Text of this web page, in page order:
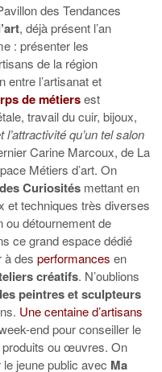
des Tendances
, déjà présent l’an
: présenter les
de la région
entre l’artisanat et
de métiersest
travail du cuir, bijoux,
l’attractivité qu’un tel salon
Carine Marcoux, de La
Métiers d’art. On
Curiosités mettant en
et techniques très diverses
ou détournement de
ce grand espace dédié
à des performances en
créatifs. N’oublions
peintres et sculpteurs
Une centaine d’artisans
end pour conseiller le
produits ou œuvres. On
jeune public avec Ma